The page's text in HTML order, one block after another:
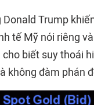
Trump
tế Mỹ nói riêng
biết suy thoái
không đàm phán